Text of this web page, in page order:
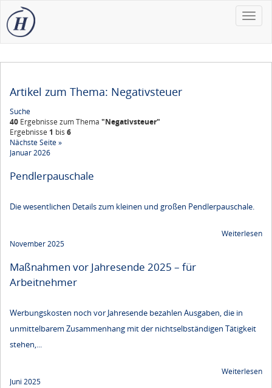
Toggle
Artikel zum Thema: Negativsteuer
Suche
40 Ergebnisse zum Thema "Negativsteuer"
Ergebnisse 1 bis 6
Nächste Seite »
Januar 2026
Pendlerpauschale
Die wesentlichen Details zum kleinen und großen Pendlerpauschale.
Weiterlesen
November 2025
Maßnahmen vor Jahresende 2025 – für
Arbeitnehmer
Werbungskosten noch vor Jahresende bezahlen Ausgaben, die in
unmittelbarem Zusammenhang mit der nichtselbständigen Tätigkeit
stehen,...
Weiterlesen
Juni 2025